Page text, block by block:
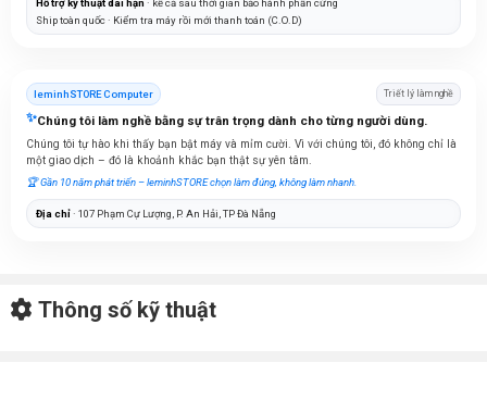
Ship toàn quốc · Kiểm tra máy rồi mới thanh toán (C.O.D)
leminhSTORE Computer Triết lý làm nghề
✨Chúng tôi làm nghề bằng sự trân trọng dành cho từng người dùng.
Chúng tôi tự hào khi thấy bạn bật máy và mỉm cười. Vì với chúng tôi, đó không chỉ là
một giao dịch – đó là khoảnh khắc bạn thật sự yên tâm.
🏆 Gần 10 năm phát triển – leminhSTORE chọn làm đúng, không làm nhanh.
Địa chỉ· 107 Phạm Cự Lượng, P. An Hải, TP Đà Nẵng
Thông số kỹ thuật